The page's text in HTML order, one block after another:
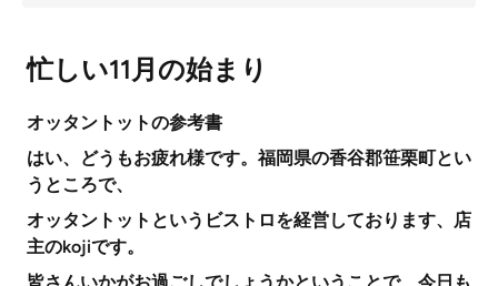
忙しい11月の始まり
オッタントットの参考書
はい、どうもお疲れ様です。福岡県の香谷郡笹栗町とい
うところで、
オッタントットというビストロを経営しております、店
主のkojiです。